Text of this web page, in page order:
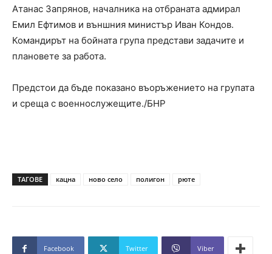
Атанас Запрянов, началника на отбраната адмирал
Емил Ефтимов и външния министър Иван Кондов.
Командирът на бойната група представи задачите и
плановете за работа.
Предстои да бъде показано въоръжението на групата
и среща с военнослужещите./БНР
ТАГОВЕ кацна ново село полигон рюте
Facebook Twitter Viber